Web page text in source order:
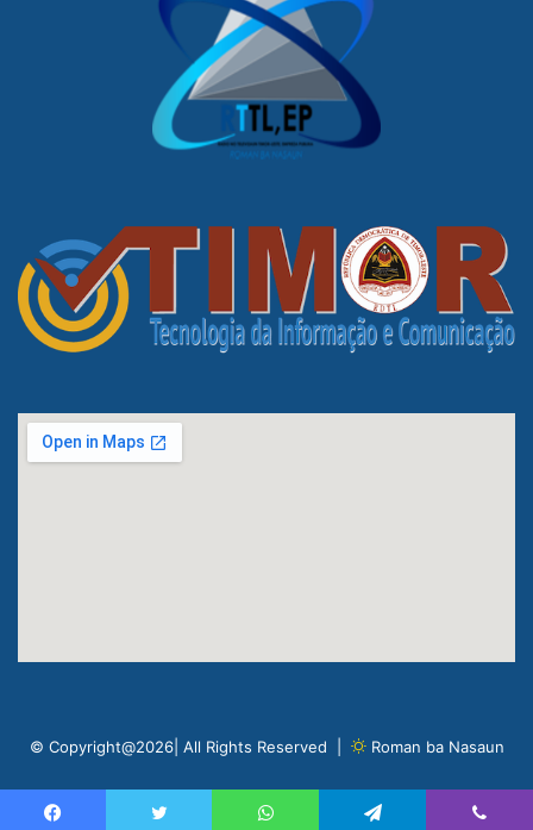
© Copyright@2026| All Rights Reserved | Roman ba Nasaun